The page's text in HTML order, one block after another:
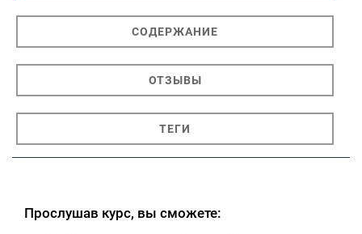
СОДЕРЖАНИЕ
ОТЗЫВЫ
ТЕГИ
Прослушав курс, вы сможете: